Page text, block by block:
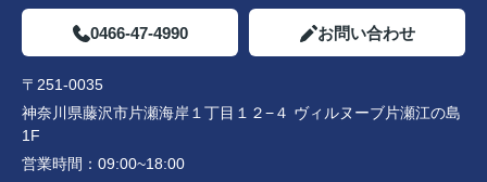
0466-47-4990 お問い合わせ
〒251-0035
神奈川県藤沢市片瀬海岸１丁目１２−４ ヴィルヌーブ片瀬江の島
1F
営業時間： 09:00~18:00